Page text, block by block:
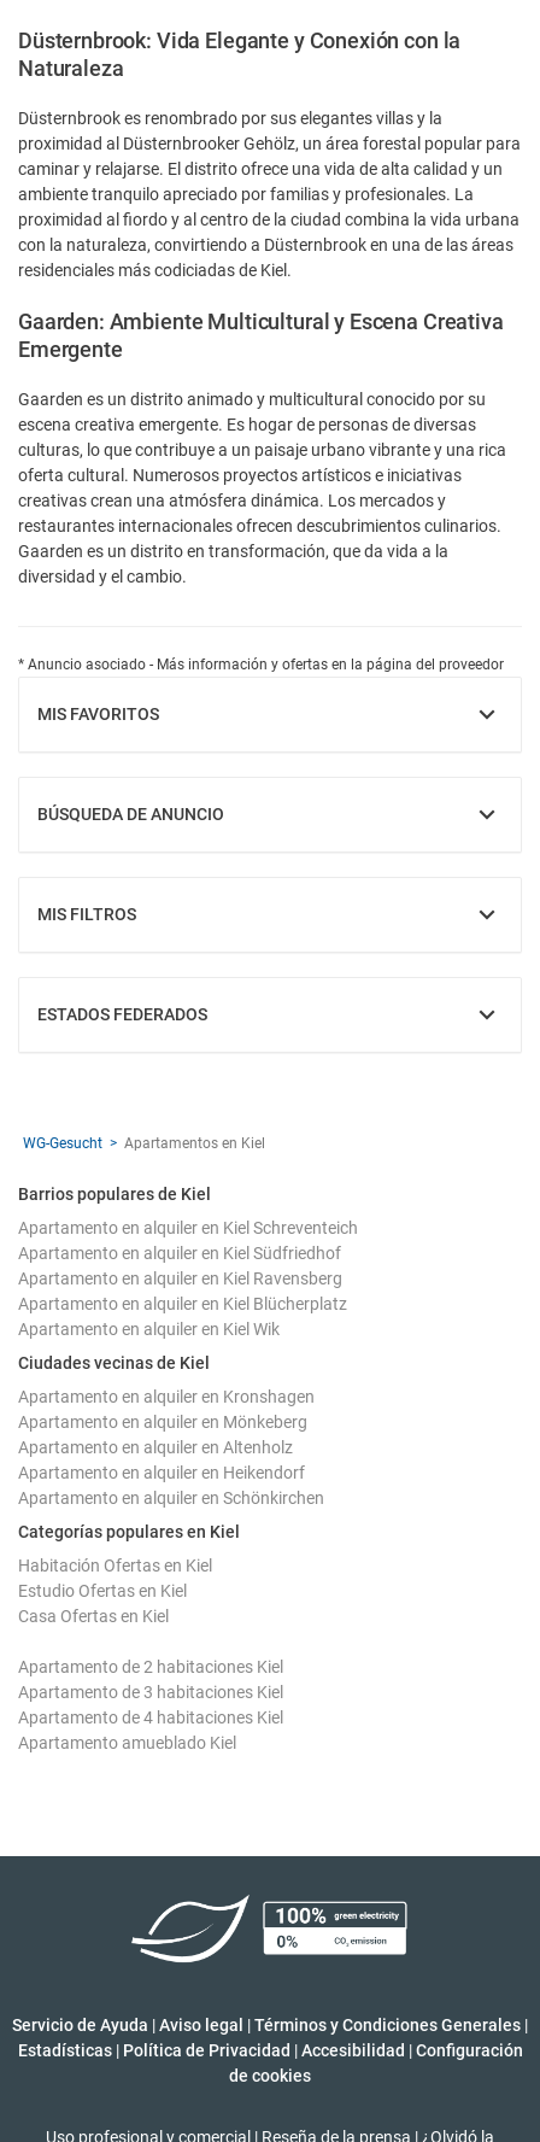
Düsternbrook: Vida Elegante y Conexión con la
Naturaleza
Düsternbrook es renombrado por sus elegantes villas y la
proximidad al Düsternbrooker Gehölz, un área forestal popular para
caminar y relajarse. El distrito ofrece una vida de alta calidad y un
ambiente tranquilo apreciado por familias y profesionales. La
proximidad al fiordo y al centro de la ciudad combina la vida urbana
con la naturaleza, convirtiendo a Düsternbrook en una de las áreas
residenciales más codiciadas de Kiel.
Gaarden: Ambiente Multicultural y Escena Creativa
Emergente
Gaarden es un distrito animado y multicultural conocido por su
escena creativa emergente. Es hogar de personas de diversas
culturas, lo que contribuye a un paisaje urbano vibrante y una rica
oferta cultural. Numerosos proyectos artísticos e iniciativas
creativas crean una atmósfera dinámica. Los mercados y
restaurantes internacionales ofrecen descubrimientos culinarios.
Gaarden es un distrito en transformación, que da vida a la
diversidad y el cambio.
* Anuncio asociado - Más información y ofertas en la página del proveedor
MIS FAVORITOS
MOSTRAR
BÚSQUEDA DE ANUNCIO
MOSTRAR
MIS FILTROS
MOSTRAR
ESTADOS FEDERADOS
MOSTRAR
WG-Gesucht Apartamentos en Kiel
Barrios populares de Kiel
Apartamento en alquiler en Kiel Schreventeich
Apartamento en alquiler en Kiel Südfriedhof
Apartamento en alquiler en Kiel Ravensberg
Apartamento en alquiler en Kiel Blücherplatz
Apartamento en alquiler en Kiel Wik
Ciudades vecinas de Kiel
Apartamento en alquiler en Kronshagen
Apartamento en alquiler en Mönkeberg
Apartamento en alquiler en Altenholz
Apartamento en alquiler en Heikendorf
Apartamento en alquiler en Schönkirchen
Categorías populares en Kiel
Habitación Ofertas en Kiel
Estudio Ofertas en Kiel
Casa Ofertas en Kiel
Apartamento de 2 habitaciones Kiel
Apartamento de 3 habitaciones Kiel
Apartamento de 4 habitaciones Kiel
Apartamento amueblado Kiel
Servicio de Ayuda |Aviso legal |Términos y Condiciones Generales |
Estadísticas | Política de Privacidad | Accesibilidad | Configuración
de cookies
Uso profesional y comercial | Reseña de la prensa | ¿Olvidó la